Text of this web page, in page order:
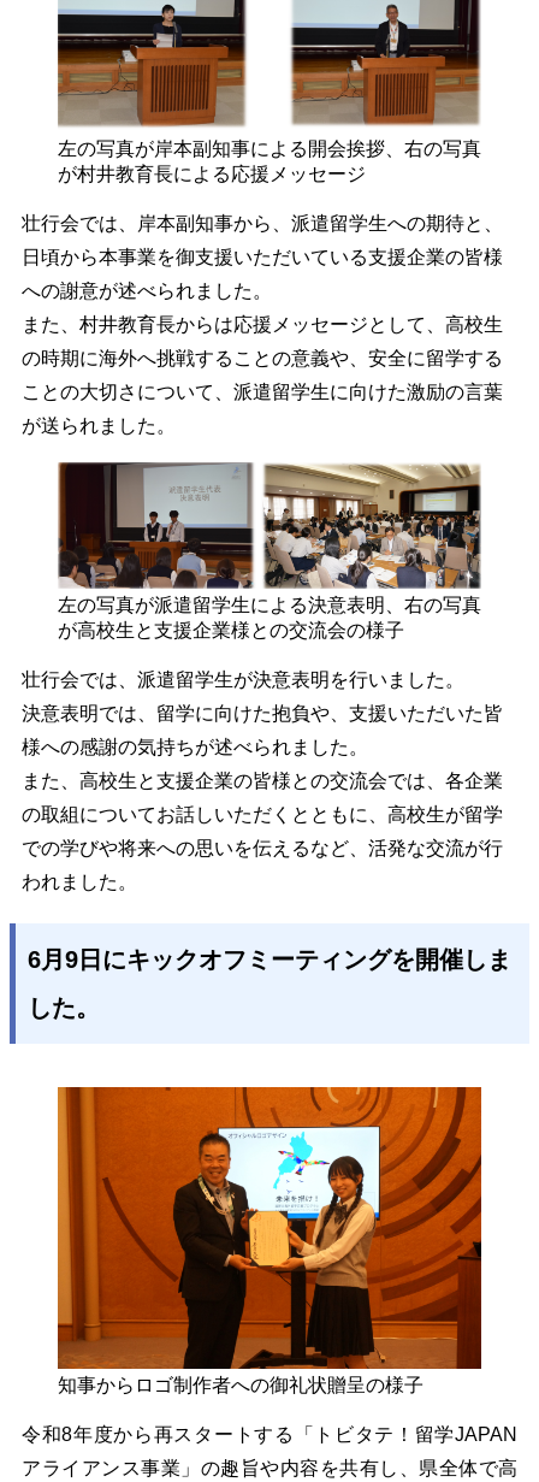
左の写真が岸本副知事による開会挨拶、右の写真
が村井教育長による応援メッセージ
壮行会では、岸本副知事から、派遣留学生への期待と、
日頃から本事業を御支援いただいている支援企業の皆様
への謝意が述べられました。
また、村井教育長からは応援メッセージとして、高校生
の時期に海外へ挑戦することの意義や、安全に留学する
ことの大切さについて、派遣留学生に向けた激励の言葉
が送られました。
左の写真が派遣留学生による決意表明、右の写真
が高校生と支援企業様との交流会の様子
壮行会では、派遣留学生が決意表明を行いました。
決意表明では、留学に向けた抱負や、支援いただいた皆
様への感謝の気持ちが述べられました。
また、高校生と支援企業の皆様との交流会では、各企業
の取組についてお話しいただくとともに、高校生が留学
での学びや将来への思いを伝えるなど、活発な交流が行
われました。
6月9日にキックオフミーティングを開催しま
した。
知事からロゴ制作者への御礼状贈呈の様子
令和8年度から再スタートする「トビタテ！留学JAPAN
アライアンス事業」の趣旨や内容を共有し、県全体で高